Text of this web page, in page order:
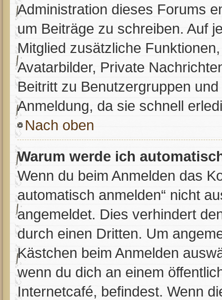
Administration dieses Forums
um Beiträge zu schreiben. Auf
Mitglied zusätzliche
Avatarbilder, Private
Beitritt zu Benutzergruppen
Anmeldung, da sie schnell
Nach oben
Warum werde ich
Wenn du beim Anmelden das
automatisch anmelden“ nicht
angemeldet. Dies verhindert
durch einen Dritten. Um
Kästchen beim Anmelden
wenn du dich an einem
Internetcafé, befindest. Wenn